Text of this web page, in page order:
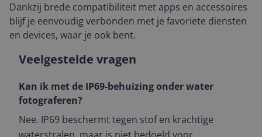
Dankzij brede compatibiliteit met apps en accessoires
blijf je eenvoudig verbonden met je favoriete diensten
en devices, waar je ook bent.
Veelgestelde vragen
Kan ik met de IP69-behuizing onder water
fotograferen?
Nee. IP69 beschermt tegen stof en krachtige